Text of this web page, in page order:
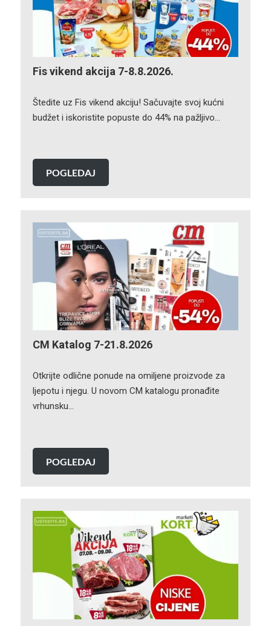
Fis vikend akcija 7-8.8.2026.
Štedite uz Fis vikend akciju! Sačuvajte svoj kućni
budžet i iskoristite popuste do 44% na pažljivo…
POGLEDAJ
CM Katalog 7-21.8.2026
Otkrijte odlične ponude na omiljene proizvode za
ljepotu i njegu. U novom CM katalogu pronađite
vrhunsku…
POGLEDAJ